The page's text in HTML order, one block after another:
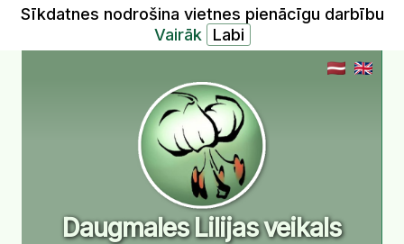
Sīkdatnes nodrošina vietnes pienācīgu darbību
Vairāk
Daugmales Lilijas veikals